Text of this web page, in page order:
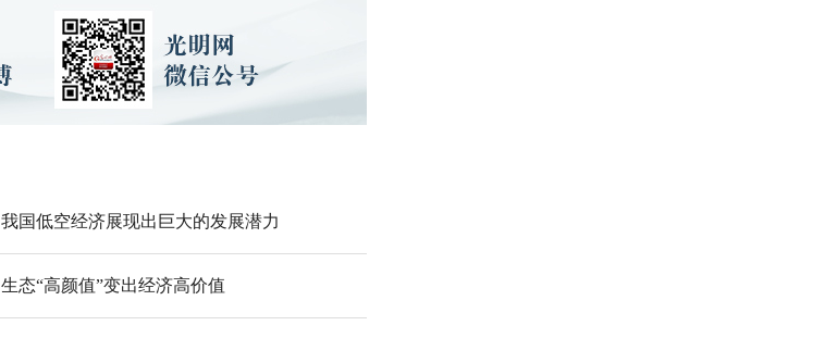
我国低空经济展现出巨大的发展潜力
生态“高颜值”变出经济高价值